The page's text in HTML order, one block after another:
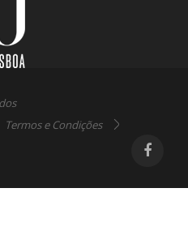
Termos e Condições